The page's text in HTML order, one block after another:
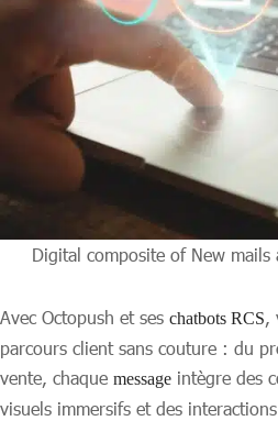
Digital composite of New
Avec Octopush et ses chatbots RCS,
parcours client sans couture : du
vente, chaque message intègre des
visuels immersifs et des